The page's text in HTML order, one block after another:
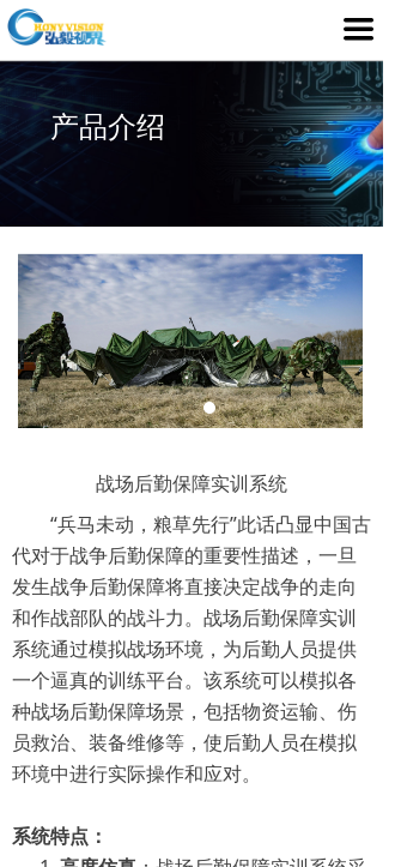
끀
首页
产品介绍
行业应用
媒体中心
客户案例
关于我们
产品介绍
战场后勤保障实训系统
“兵马未动，粮草先行”此话凸显中国古
代对于战争后勤保障的重要性描述，一旦
发生战争后勤保障将直接决定战争的走向
和作战部队的战斗力。战场后勤保障实训
系统通过模拟战场环境，为后勤人员提供
一个逼真的训练平台。该系统可以模拟各
种战场后勤保障场景，包括物资运输、伤
员救治、装备维修等，使后勤人员在模拟
环境中进行实际操作和应对。
系统特点：